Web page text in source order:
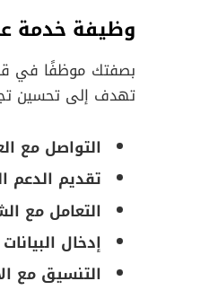
وظيفة خدمة
بصفتك موظفًا في
تهدف إلى تحسين
التواصل مع
تقديم الدعم
التعامل مع
إدخال
التنسيق مع